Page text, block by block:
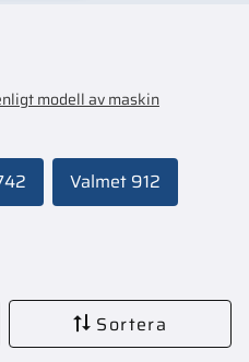
modell av maskin
Valmet 912
Sortera